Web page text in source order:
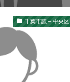
千葉市議 – 中央区